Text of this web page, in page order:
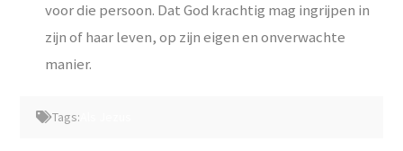
voor die persoon. Dat God krachtig mag ingrijpen in
zijn of haar leven, op zijn eigen en onverwachte
manier.
Tags: